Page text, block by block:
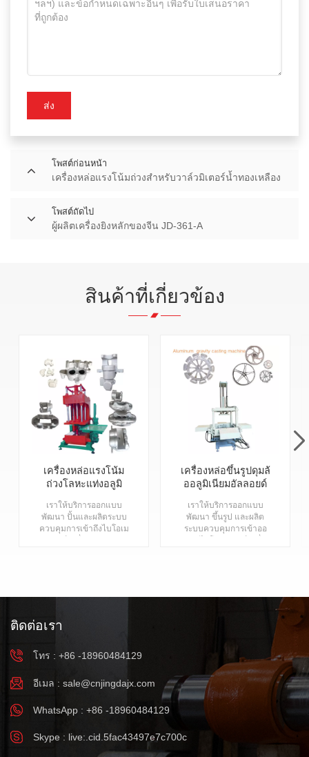
ส่ง
โพสต์ก่อนหน้า
เครื่องหล่อแรงโน้มถ่วงสำหรับวาล์วมิเตอร์น้ำทองเหลือง
โพสต์ถัดไป
ผู้ผลิตเครื่องยิงหลักของจีน JD-361-A
สินค้าที่เกี่ยวข้อง
เครื่องหล่อแรงโน้ม
ถ่วงโลหะแท่งอลูมิ
เนียมสำหรับผลิต
ภัณฑ์อลูมิเนียม
สังกะสี
เราให้บริการออกแบบ
พัฒนา ปั้นและผลิตระบบ
ควบคุมการเข้าถึงไบโอเม
กำหนดเอง เครื่องหล่อแรง
หล่อแรงโน้มถ่วงจีนใหม่
หล่อแรงโน้มถ่วงแบบหล่อ
ถ่วงแบบกำหนดเองด้วยอ
เครื่องหล่อแรงโน้มถ่วง
แบบเอียงเปิดคู่
แรงโน้มถ่วงอลูมิเนียม
สำหรับการผลิตหม้อน้ำ
เครื่องหล่อขึ้นรูปดุมล้
ออลูมิเนียมอัลลอยด์
แบบแรงโน้มถ่วง
เราให้บริการออกแบบ
พัฒนา ขึ้นรูป และผลิต
ระบบควบคุมการเข้าออ
เต็มรูปแบบแบบกำหนด
เครื่องฉีดขึ้นรูปอลูมิเนียม
โรงหล่อ เครื่องหล่อขึ้นรูป
ด้วยแรงโน้มถ่วงแบบ
กำหนดเองด้วยโลหะผสม
เครื่องหล่อขึ้นรูปด้วยแรง
ด้านเครื่องจักรหล่อขึ้นรูปอ
ติดต่อเรา
โทร : +86 -18960484129
อีเมล : sale@cnjingdajx.com
WhatsApp : +86 -18960484129
Skype : live:.cid.5fac43497e7c700c